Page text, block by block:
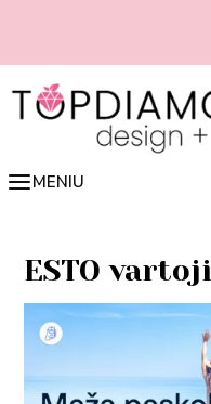
📏 Lengvai nustatyk
MENIU
ESTO